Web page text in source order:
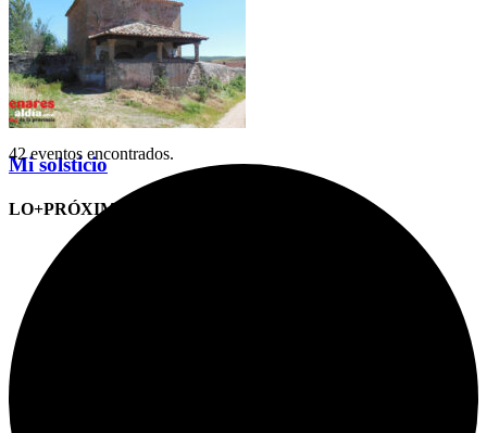
Mi solsticio
LO+PRÓXIMO (CITAS)
42 eventos encontrados.